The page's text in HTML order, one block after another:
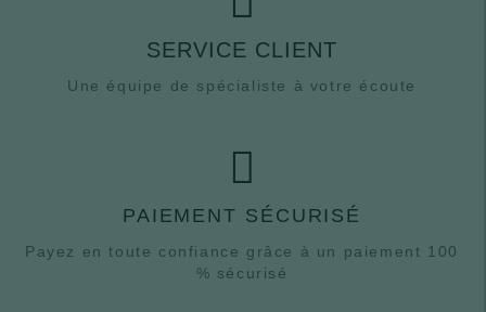
SERVICE CLIENT
Une équipe de spécialiste à votre écoute
PAIEMENT SÉCURISÉ
Payez en toute confiance grâce à un paiement 100
% sécurisé